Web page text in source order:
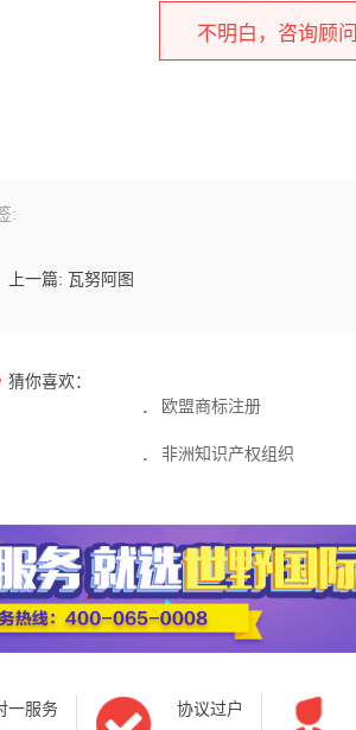
不明白，咨询顾问
:
上一篇: 瓦努阿图
猜你喜欢：
· 欧盟商标注册
· 非洲知识产权组织
一服务
协议过户